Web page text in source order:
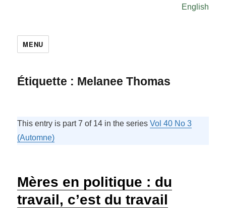
English
MENU
Étiquette : Melanee Thomas
This entry is part 7 of 14 in the seriesVol 40 No 3
(Automne)
Mères en politique : du
travail, c’est du travail